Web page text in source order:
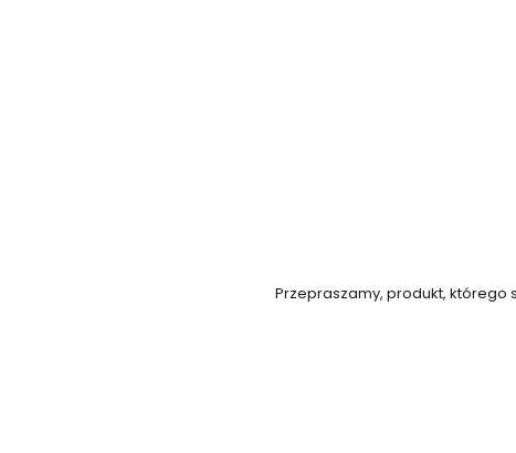
Przepraszamy, produkt, którego